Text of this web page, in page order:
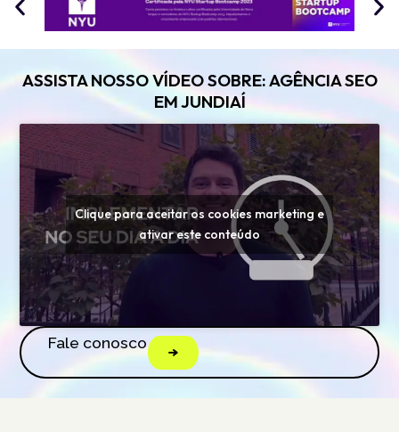
ASSISTA NOSSO VÍDEO SOBRE: AGÊNCIA SEO
EM JUNDIAÍ
Clique para aceitar os cookies marketing e
ativar este conteúdo
Fale conosco